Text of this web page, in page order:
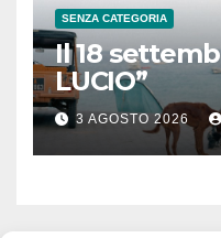
SENZA CATEGORIA
Il 18
LUCIO”
3 AGOSTO 2026